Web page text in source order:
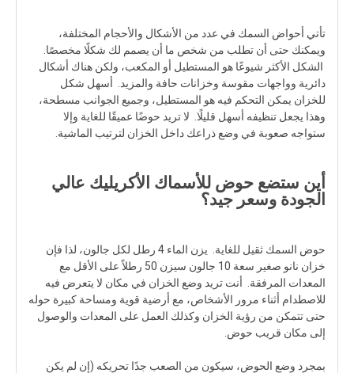
تأتي أحواض السمك في عدد من الأشكال والأحجام المختلفة،
ويمكنك حتى أن تطلب من شخص ما أن يصمم لك شكلًا مخصصًا.
الشكل الأكثر شيوعًا هو المستطيل أو المكعب، ولكن هناك أشكال
دائرية وواجهات مقوسة وخزانات حافة والمزيد. أسهل شكل
للخزان يمكن التحكم فيه هو المستطيل، وجميع الجوانب مسطحة،
وهذا يجعل تنظيفه أسهل قليلًا. لا تريد حوضًا عميقًا للغاية وإلا
ستواجه صعوبة في وضع ذراعك داخل الخزان لترتيب الماشية.
أين ستضع حوض للأسماك الأكريليك عالي
الجودة وسعر جيد؟
حوض السمك ثقيل للغاية. يزن الماء 4 رطل لكل جالون، لذا فإن
خزان نانو صغير سعة 10 جالون سيزن 50 رطلاً على الأقل مع
المعدات المرفقة. أنت تريد وضع الخزان في مكان لا يتعرض فيه
للاصطدام أثناء مرور الأشخاص، مع أرضية قوية ومساحة كبيرة حوله
حتى تتمكن من رؤية الخزان وكذلك العمل على المعدات والوصول
إلى مكان قريب حوض.
بمجرد وضع الحوض، سيكون من الصعب جدًا تحريكه (إن لم يكن